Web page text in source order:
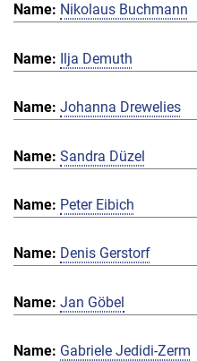
Nikolaus Buchmann
Ilja Demuth
Johanna Drewelies
Sandra Düzel
Peter Eibich
Denis Gerstorf
Jan Göbel
Gabriele Jedidi-Zerm